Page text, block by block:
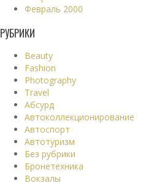
Февраль 2000
РУБРИКИ
Beauty
Fashion
Photography
Travel
Абсурд
Автоколлекционирование
Автоспорт
Автотуризм
Без рубрики
Бронетехника
Вокзалы